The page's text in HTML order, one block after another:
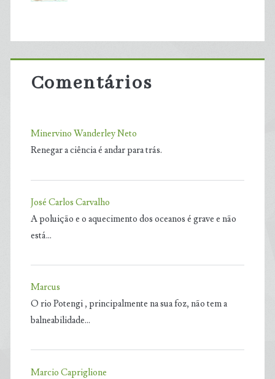
Comentários
Minervino Wanderley Neto
Renegar a ciência é andar para trás.
José Carlos Carvalho
A poluição e o aquecimento dos oceanos é grave e não
está…
Marcus
O rio Potengi , principalmente na sua foz, não tem a
balneabilidade…
Marcio Capriglione